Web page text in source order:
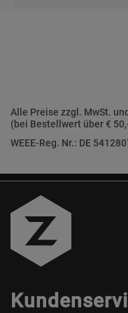
Alle Preise zzgl. MwSt.
(bei Bestellwert über €
WEEE-Reg. Nr.: DE